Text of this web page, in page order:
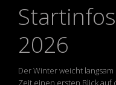
2026
Der Winter weicht
Zeit einen ersten Blick